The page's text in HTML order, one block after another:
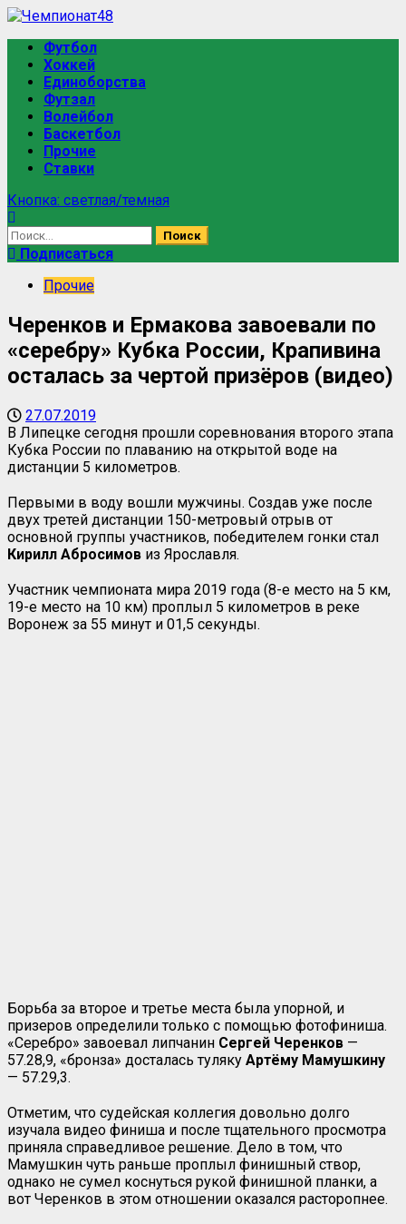
Футбол
Хоккей
Единоборства
Футзал
Волейбол
Баскетбол
Прочие
Ставки
Кнопка: светлая/темная
Подписаться
Прочие
Черенков и Ермакова завоевали по
«серебру» Кубка России, Крапивина
осталась за чертой призёров (видео)
27.07.2019
В Липецке сегодня прошли соревнования второго этапа
Кубка России по плаванию на открытой воде на
дистанции 5 километров.
Первыми в воду вошли мужчины. Создав уже после
двух третей дистанции 150-метровый отрыв от
основной группы участников, победителем гонки стал
Кирилл Абросимов из Ярославля.
Участник чемпионата мира 2019 года (8-е место на 5 км,
19-е место на 10 км) проплыл 5 километров в реке
Воронеж за 55 минут и 01,5 секунды.
Борьба за второе и третье места была упорной, и
призеров определили только с помощью фотофиниша.
«Серебро» завоевал липчанин Сергей Черенков —
57.28,9, «бронза» досталась туляку Артёму Мамушкину
— 57.29,3.
Отметим, что судейская коллегия довольно долго
изучала видео финиша и после тщательного просмотра
приняла справедливое решение. Дело в том, что
Мамушкин чуть раньше проплыл финишный створ,
однако не сумел коснуться рукой финишной планки, а
вот Черенков в этом отношении оказался расторопнее.